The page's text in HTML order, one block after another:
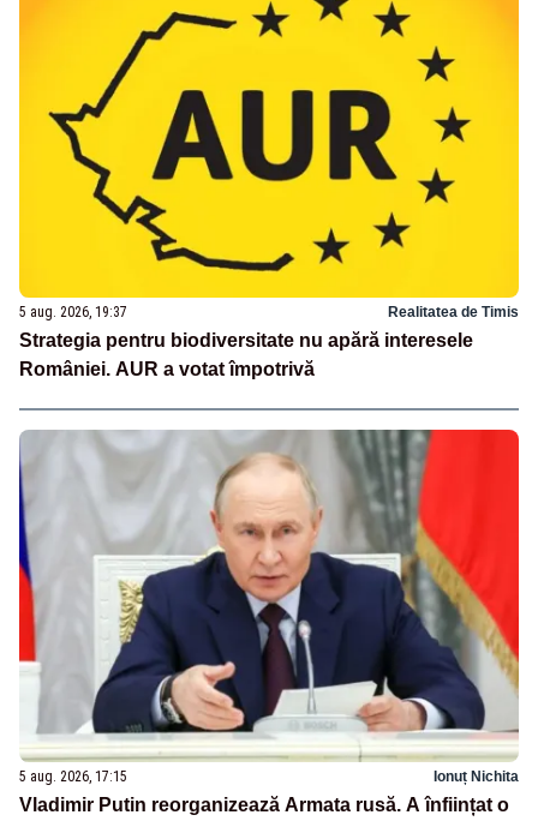
5 aug. 2026, 19:37 Realitatea de Timis
Strategia pentru biodiversitate nu apără interesele
României. AUR a votat împotrivă
5 aug. 2026, 17:15 Ionuț Nichita
Vladimir Putin reorganizează Armata rusă. A înființat o